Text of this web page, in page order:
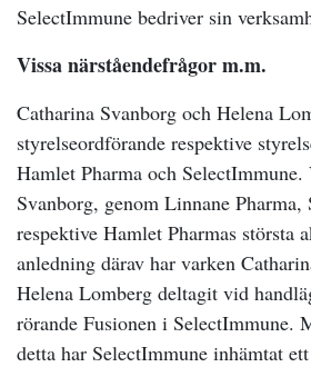
SelectImmune bedriver sin
Vissa närståendefrågor m.m.
Catharina Svanborg och Helena
styrelseordförande respektive
Hamlet Pharma och
Svanborg, genom Linnane Pharma,
respektive Hamlet Pharmas största
anledning därav har varken
Helena Lomberg deltagit vid
rörande Fusionen i SelectImmune.
detta har SelectImmune inhämtat